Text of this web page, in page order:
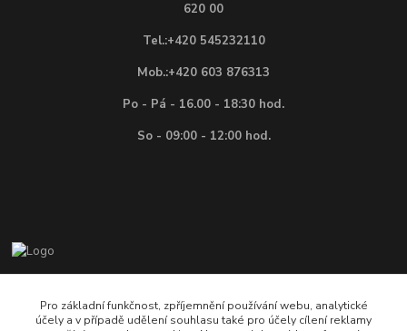
620 00
Tel.:+420 545232110
Mob.:+420 603 876313
Po - Pá - 16.00 - 18:30 hod.
So - 09:00 - 12:00 hod.
Pro základní funkčnost, zpříjemnění používání webu, analytické
účely a v případě udělení souhlasu také pro účely cílení reklamy